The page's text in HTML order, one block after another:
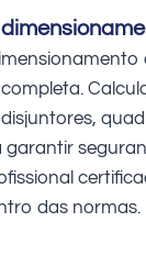
das normas.